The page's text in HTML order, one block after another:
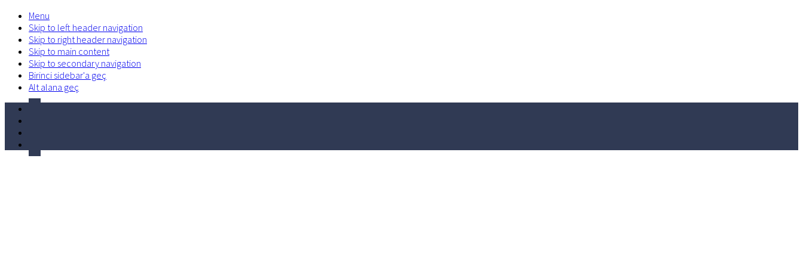
Menu
Skip to left header navigation
Skip to right header navigation
Skip to main content
Skip to secondary navigation
Birinci sidebar'a geç
Alt alana geç
Before
Header
control-